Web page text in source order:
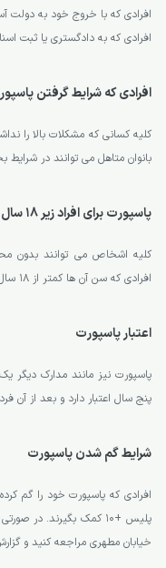
افرادی که با خروج خود به دولت
افرادی که به دادگستری یا ثبت
افرادی که شرایط گرفتن
کلیه کسانی که مشکلات بالا را
بانوان متاهل می توانند در شرایط
پاسپورت برای افراد زیر 18 سال
کلیه اشخاص می توانند بدون
افرادی که سن آن ها کمتر از 18 سال است نیازمند گرفتن اجازه کتبی هستند.
اعتبار پاسپورت
پاسپورت نیز مانند مدارک دیگر
پنج سال اعتبار دارد و بعد از آن
شرایط گم شدن پاسپورت
افرادی که پاسپورت خود را گم
پلیس +10 کمک بگیرند. در
خیابان مطهری مراجعه کنید و